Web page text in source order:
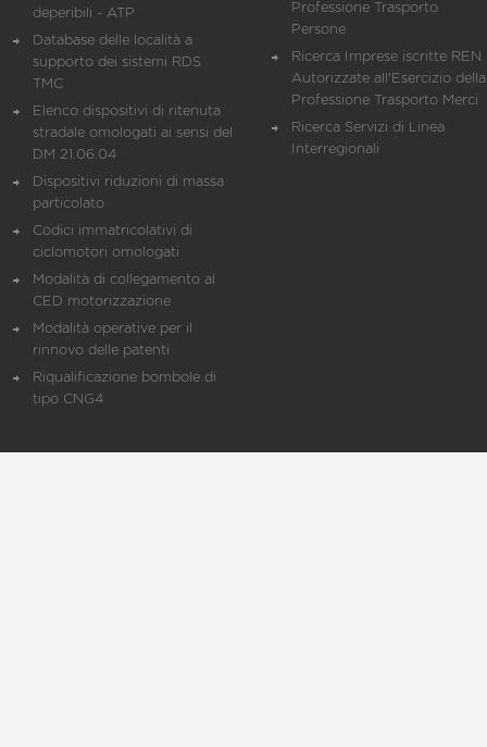
deperibili - ATP
Database delle località a
supporto dei sistemi RDS
TMC
Elenco dispositivi di ritenuta
stradale omologati ai sensi del
DM 21.06.04
Dispositivi riduzioni di massa
particolato
Codici immatricolativi di
ciclomotori omologati
Modalità di collegamento al
CED motorizzazione
Modalità operative per il
rinnovo delle patenti
Riqualificazione bombole di
tipo CNG4
Professione Trasporto
Persone
Ricerca Imprese iscritte REN
Autorizzate all'Esercizio della
Professione Trasporto Merci
Ricerca Servizi di Linea
Interregionali